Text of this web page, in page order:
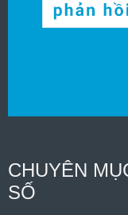
CHUYÊN
SỐ